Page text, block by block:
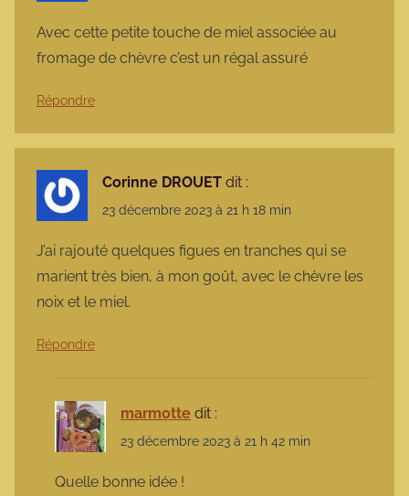
Avec cette petite touche de miel associée au
fromage de chèvre c’est un régal assuré
Répondre
Corinne DROUET dit :
23 décembre 2023 à 21 h 18 min
J’ai rajouté quelques figues en tranches qui se
marient très bien, à mon goût, avec le chèvre les
noix et le miel.
Répondre
marmotte dit :
23 décembre 2023 à 21 h 42 min
Quelle bonne idée !